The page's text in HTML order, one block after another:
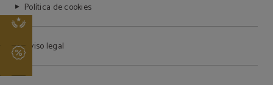
Política de cookies
Aviso legal